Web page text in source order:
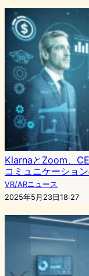
KlarnaとZoom、
コミュニケーショ
VR/ARニュース
2025年5月23日18:27